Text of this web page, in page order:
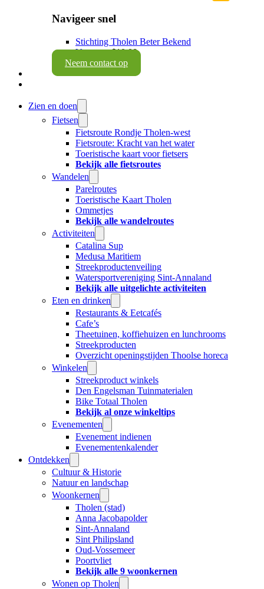
Navigeer snel
Stichting Tholen Beter Bekend
Vacatures$10.00
Neem contact op
Zien en doen
Fietsen
Fietsroute Rondje Tholen-west
Fietsroute: Kracht van het water
Toeristische kaart voor fietsers
Bekijk alle fietsroutes
Wandelen
Parelroutes
Toeristische Kaart Tholen
Ommetjes
Bekijk alle wandelroutes
Activiteiten
Catalina Sup
Medusa Maritiem
Streekproductenveiling
Watersportvereniging Sint-Annaland
Bekijk alle uitgelichte activiteiten
Eten en drinken
Restaurants & Eetcafés
Cafe’s
Theetuinen, koffiehuizen en lunchrooms
Streekproducten
Overzicht openingstijden Thoolse horeca
Winkelen
Streekproduct winkels
Den Engelsman Tuinmaterialen
Bike Totaal Tholen
Bekijk al onze winkeltips
Evenementen
Evenement indienen
Evenementenkalender
Ontdekken
Cultuur & Historie
Natuur en landschap
Woonkernen
Tholen (stad)
Anna Jacobapolder
Sint-Annaland
Sint Philipsland
Oud-Vossemeer
Poortvliet
Bekijk alle 9 woonkernen
Wonen op Tholen